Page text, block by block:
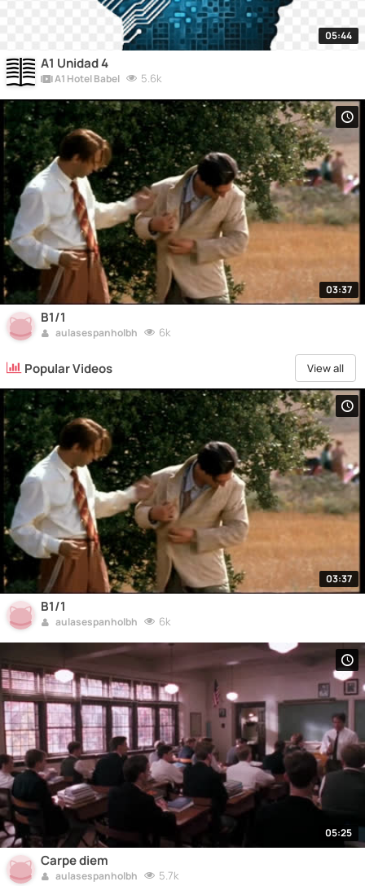
05:44
A1 Unidad 4
A1 Hotel Babel 5.6k
03:37
B1/1
aulasespanholbh 6k
Popular Videos View all
03:37
B1/1
aulasespanholbh 6k
05:25
Carpe diem
aulasespanholbh 5.7k